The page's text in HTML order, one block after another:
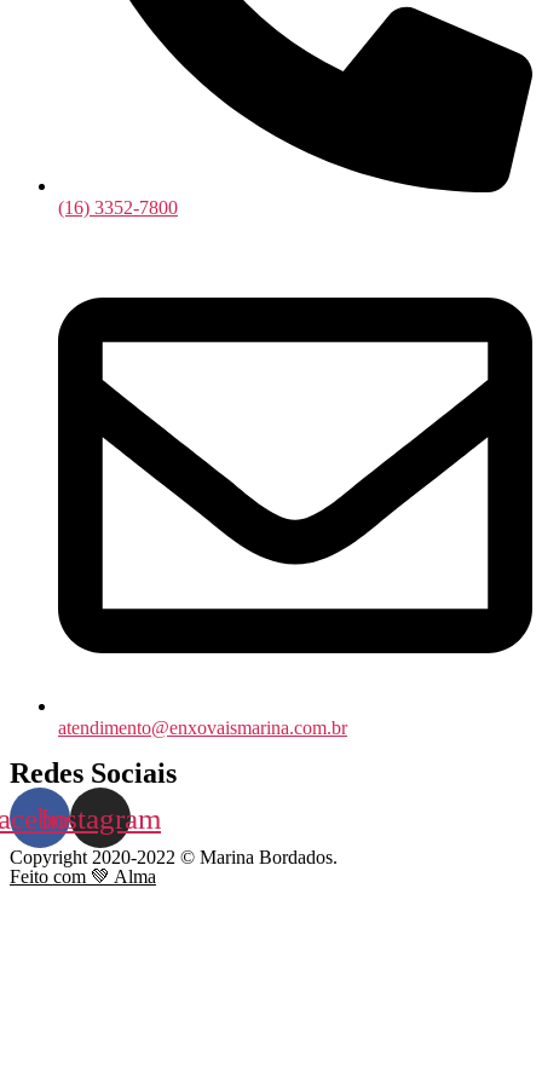
(16) 3352-7800
atendimento@enxovaismarina.com.br
Redes Sociais
Instagram
Copyright 2020-2022 © Marina Bordados.
Feito com 💚 Alma